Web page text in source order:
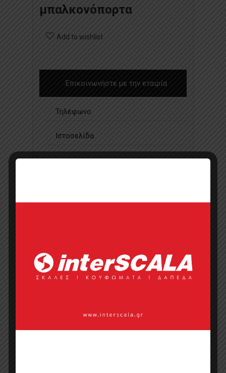
μπαλκονόπορτα
Add to wishlist
Επικοινωνήστε με την εταιρία
Τηλέφωνο
Ιστοσελίδα
Σημεία πώλησης